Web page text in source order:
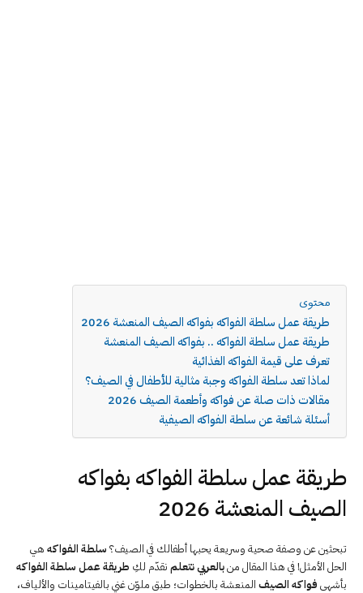
محتوى
طريقة عمل سلطة الفواكه بفواكه الصيف المنعشة 2026
طريقة عمل سلطة الفواكه .. بفواكه الصيف المنعشة
تعرف على قيمة الفواكه الغذائية
لماذا تعد سلطة الفواكه وجبة مثالية للأطفال في الصيف؟
مقالات ذات صلة عن فواكه وأطعمة الصيف 2026
أسئلة شائعة عن سلطة الفواكه الصيفية
طريقة عمل سلطة الفواكه بفواكه
الصيف المنعشة 2026
تبحثين عن وصفة صحية وسريعة يحبها أطفالك في الصيف؟ سلطة الفواكه هي
الحل الأمثل! في هذا المقال منبالعربي نتعلم نقدّم لكِ طريقة عمل سلطة الفواكه
بأشهى فواكه الصيف المنعشة بالخطوات؛ طبق ملوّن غني بالفيتامينات والألياف،